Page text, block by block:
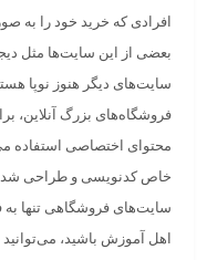
افرادی که خرید خود را به
بعضی از این سایت‌ها مثل
سایت‌های دیگر هنوز نوپا
فروشگاه‌های بزرگ آنلاین،
محتوای اختصاصی استفاده
خاص کدنویسی و طراحی
سایت‌های فروشگاهی تنها
اهل آموزش باشید،